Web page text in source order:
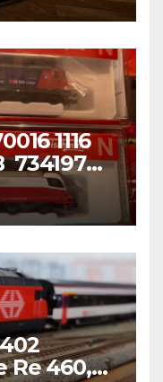
1116
734197
Re 460,